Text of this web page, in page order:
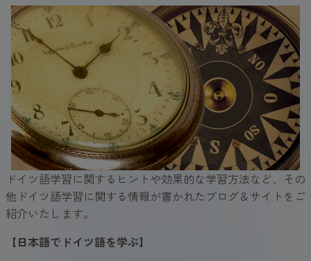
ドイツ語学習に関するヒントや効果的な学習方法など、その
他ドイツ語学習に関する情報が書かれたブログ＆サイトをご
紹介いたします。
【日本語でドイツ語を学ぶ】